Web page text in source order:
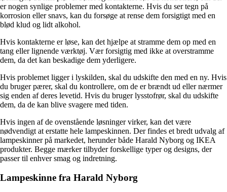
er nogen synlige problemer med kontakterne. Hvis du ser tegn på
korrosion eller snavs, kan du forsøge at rense dem forsigtigt med en
blød klud og lidt alkohol.
Hvis kontakterne er løse, kan det hjælpe at stramme dem op med en
tang eller lignende værktøj. Vær forsigtig med ikke at overstramme
dem, da det kan beskadige dem yderligere.
Hvis problemet ligger i lyskilden, skal du udskifte den med en ny. Hvis
du bruger pærer, skal du kontrollere, om de er brændt ud eller nærmer
sig enden af deres levetid. Hvis du bruger lysstofrør, skal du udskifte
dem, da de kan blive svagere med tiden.
Hvis ingen af de ovenstående løsninger virker, kan det være
nødvendigt at erstatte hele lampeskinnen. Der findes et bredt udvalg af
lampeskinner på markedet, herunder både Harald Nyborg og IKEA
produkter. Begge mærker tilbyder forskellige typer og designs, der
passer til enhver smag og indretning.
Lampeskinne fra Harald Nyborg